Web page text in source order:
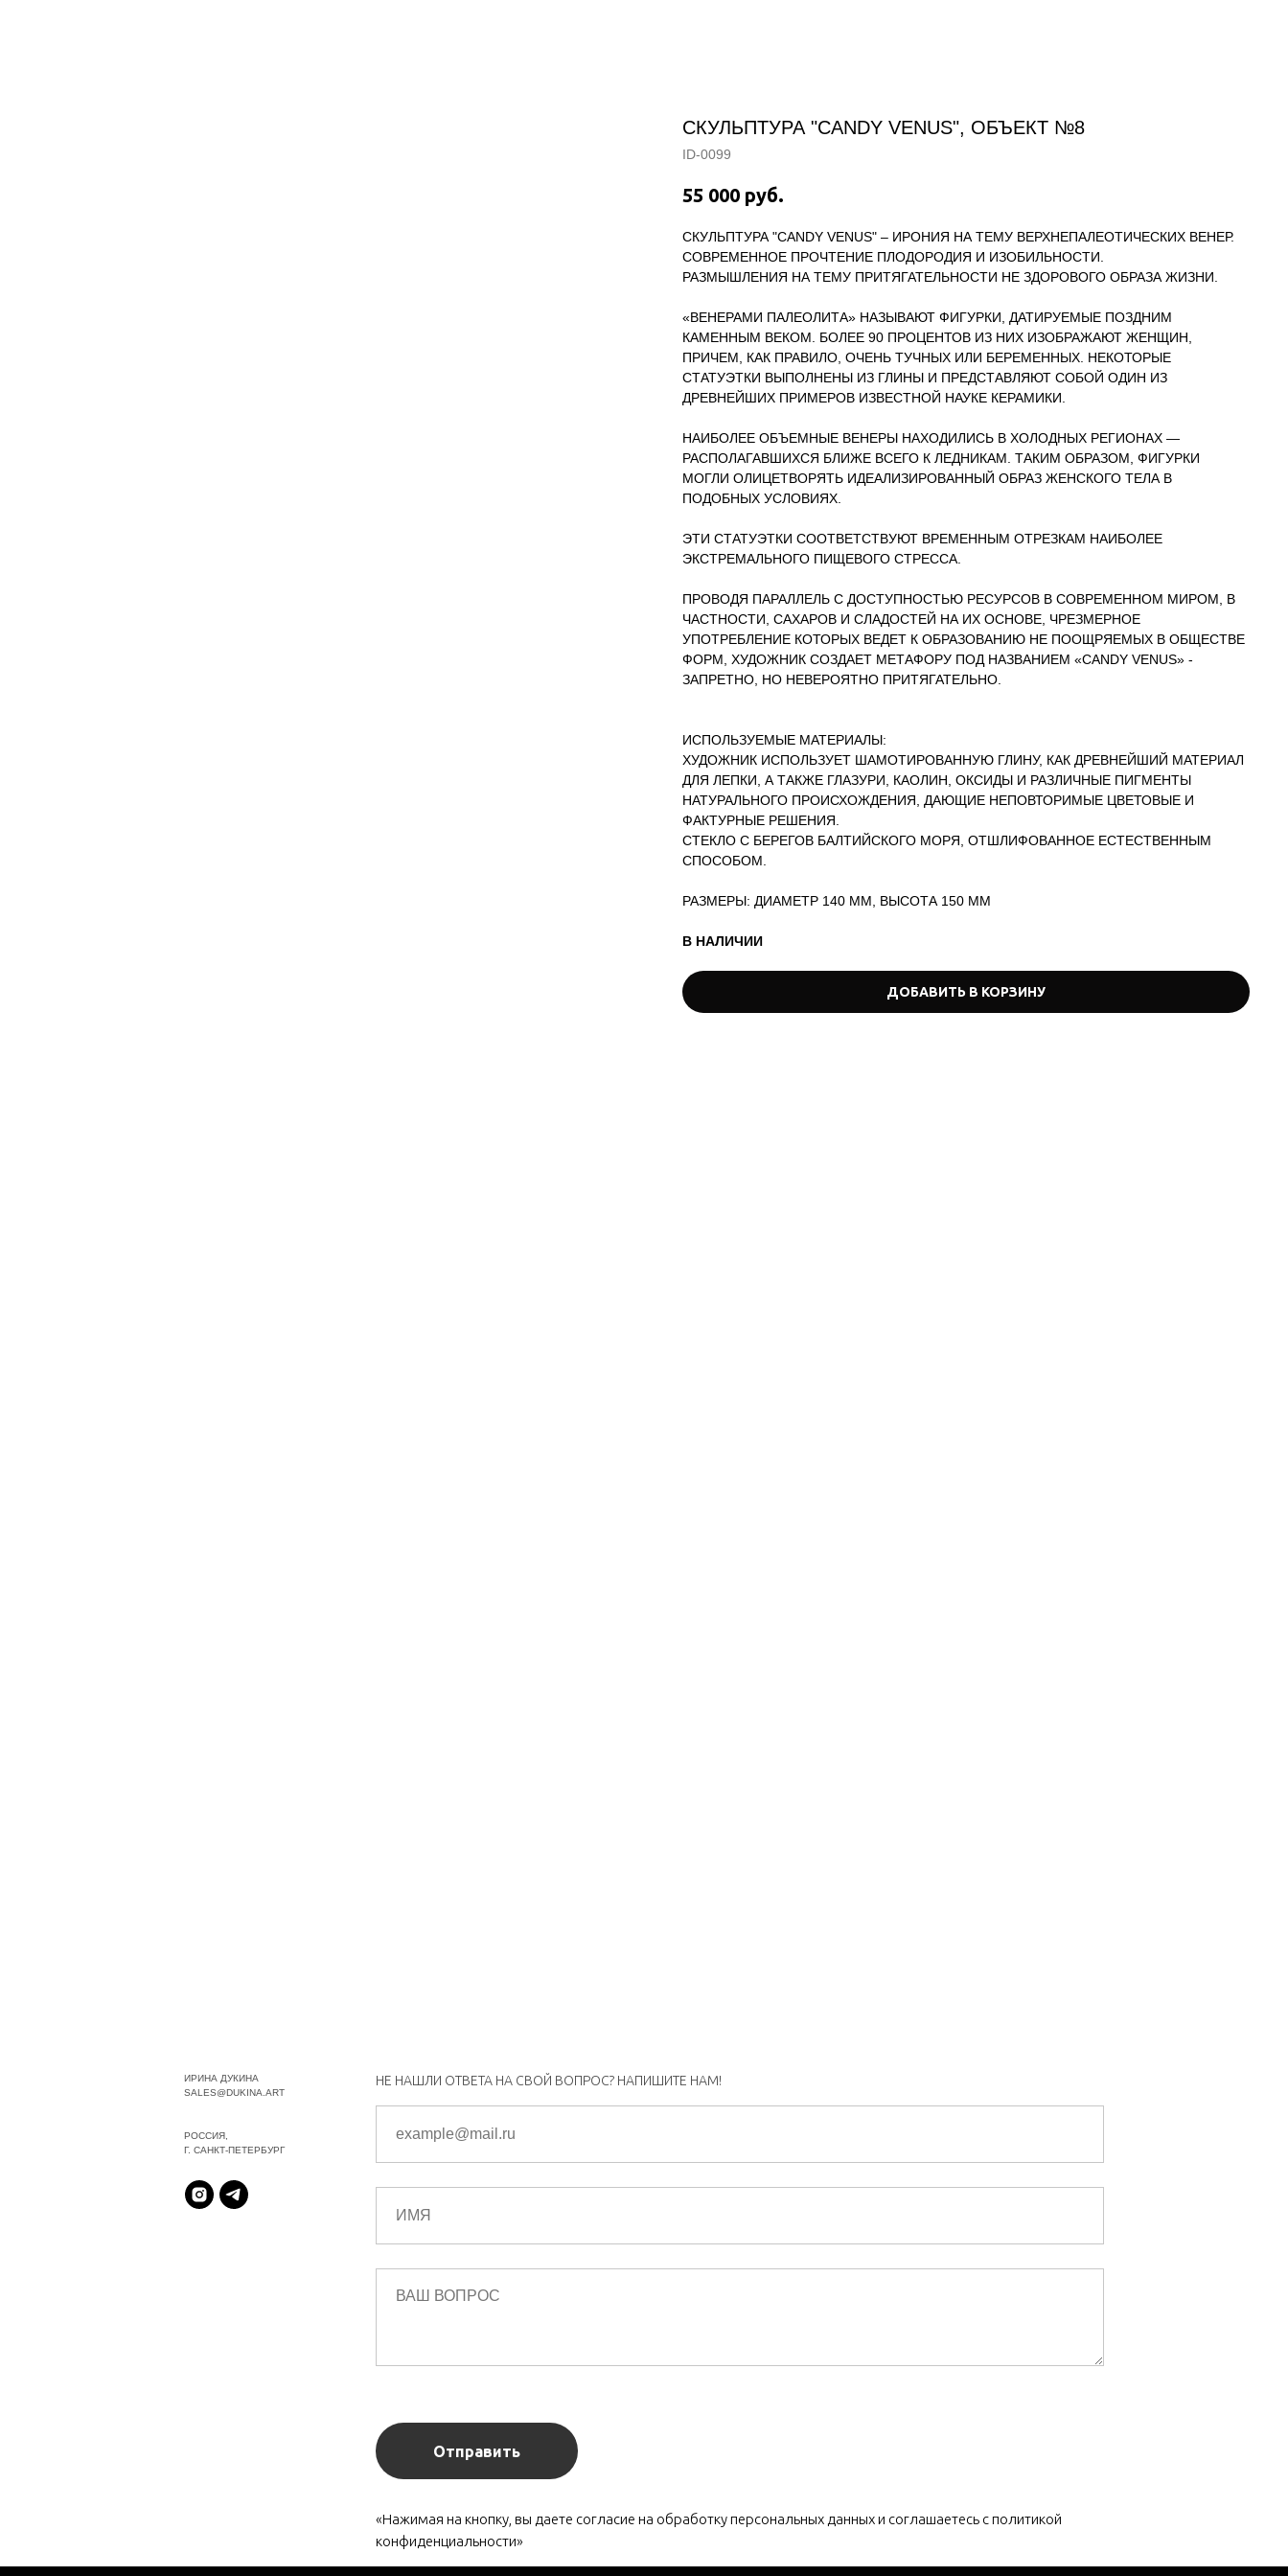
СКУЛЬПТУРА "CANDY VENUS", ОБЪЕКТ №8
ID-0099
55 000 руб.
СКУЛЬПТУРА "CANDY VENUS" – ИРОНИЯ НА ТЕМУ ВЕРХНЕПАЛЕОТИЧЕСКИХ ВЕНЕР.
СОВРЕМЕННОЕ ПРОЧТЕНИЕ ПЛОДОРОДИЯ И ИЗОБИЛЬНОСТИ.
РАЗМЫШЛЕНИЯ НА ТЕМУ ПРИТЯГАТЕЛЬНОСТИ НЕ ЗДОРОВОГО ОБРАЗА ЖИЗНИ.
«ВЕНЕРАМИ ПАЛЕОЛИТА» НАЗЫВАЮТ ФИГУРКИ, ДАТИРУЕМЫЕ ПОЗДНИМ
КАМЕННЫМ ВЕКОМ. БОЛЕЕ 90 ПРОЦЕНТОВ ИЗ НИХ ИЗОБРАЖАЮТ ЖЕНЩИН,
ПРИЧЕМ, КАК ПРАВИЛО, ОЧЕНЬ ТУЧНЫХ ИЛИ БЕРЕМЕННЫХ. НЕКОТОРЫЕ
СТАТУЭТКИ ВЫПОЛНЕНЫ ИЗ ГЛИНЫ И ПРЕДСТАВЛЯЮТ СОБОЙ ОДИН ИЗ
ДРЕВНЕЙШИХ ПРИМЕРОВ ИЗВЕСТНОЙ НАУКЕ КЕРАМИКИ.
НАИБОЛЕЕ ОБЪЕМНЫЕ ВЕНЕРЫ НАХОДИЛИСЬ В ХОЛОДНЫХ РЕГИОНАХ —
РАСПОЛАГАВШИХСЯ БЛИЖЕ ВСЕГО К ЛЕДНИКАМ. ТАКИМ ОБРАЗОМ, ФИГУРКИ
МОГЛИ ОЛИЦЕТВОРЯТЬ ИДЕАЛИЗИРОВАННЫЙ ОБРАЗ ЖЕНСКОГО ТЕЛА В
ПОДОБНЫХ УСЛОВИЯХ.
ЭТИ СТАТУЭТКИ СООТВЕТСТВУЮТ ВРЕМЕННЫМ ОТРЕЗКАМ НАИБОЛЕЕ
ЭКСТРЕМАЛЬНОГО ПИЩЕВОГО СТРЕССА.
ПРОВОДЯ ПАРАЛЛЕЛЬ С ДОСТУПНОСТЬЮ РЕСУРСОВ В СОВРЕМЕННОМ МИРОМ, В
ЧАСТНОСТИ, САХАРОВ И СЛАДОСТЕЙ НА ИХ ОСНОВЕ, ЧРЕЗМЕРНОЕ
УПОТРЕБЛЕНИЕ КОТОРЫХ ВЕДЕТ К ОБРАЗОВАНИЮ НЕ ПООЩРЯЕМЫХ В ОБЩЕСТВЕ
ФОРМ, ХУДОЖНИК СОЗДАЕТ МЕТАФОРУ ПОД НАЗВАНИЕМ «CANDY VENUS» -
ЗАПРЕТНО, НО НЕВЕРОЯТНО ПРИТЯГАТЕЛЬНО.
ИСПОЛЬЗУЕМЫЕ МАТЕРИАЛЫ:
ХУДОЖНИК ИСПОЛЬЗУЕТ ШАМОТИРОВАННУЮ ГЛИНУ, КАК ДРЕВНЕЙШИЙ МАТЕРИАЛ
ДЛЯ ЛЕПКИ, А ТАКЖЕ ГЛАЗУРИ, КАОЛИН, ОКСИДЫ И РАЗЛИЧНЫЕ ПИГМЕНТЫ
НАТУРАЛЬНОГО ПРОИСХОЖДЕНИЯ, ДАЮЩИЕ НЕПОВТОРИМЫЕ ЦВЕТОВЫЕ И
ФАКТУРНЫЕ РЕШЕНИЯ.
СТЕКЛО С БЕРЕГОВ БАЛТИЙСКОГО МОРЯ, ОТШЛИФОВАННОЕ ЕСТЕСТВЕННЫМ
СПОСОБОМ.
РАЗМЕРЫ: ДИАМЕТР 140 ММ, ВЫСОТА 150 ММ
В НАЛИЧИИ
ДОБАВИТЬ В КОРЗИНУ
ИРИНА ДУКИНА
SALES@DUKINA.ART
РОССИЯ,
Г. САНКТ-ПЕТЕРБУРГ
НЕ НАШЛИ ОТВЕТА НА СВОЙ ВОПРОС? НАПИШИТЕ НАМ!
Отправить
«Нажимая на кнопку, вы даете согласие на обработку персональных данных и соглашаетесь c политикой
конфиденциальности»